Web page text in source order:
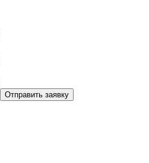
Отправить заявку